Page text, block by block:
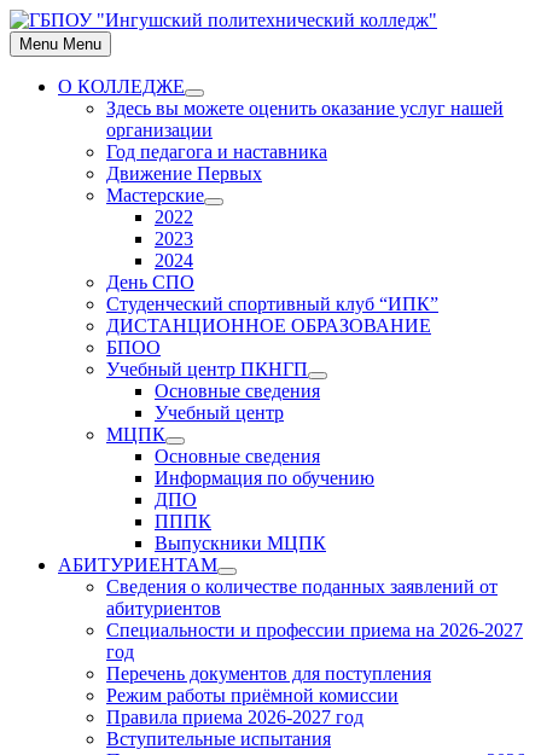
Skip
to
content
Menu Menu
О КОЛЛЕДЖЕ
Show
sub
menu
Здесь вы можете оценить оказание услуг нашей
организации
Год педагога и наставника
Движение Первых
Мастерские
Show
2022
2023
2024
День СПО
Студенческий спортивный клуб “ИПК”
ДИСТАНЦИОННОЕ ОБРАЗОВАНИЕ
БПОО
Учебный центр ПКНГП
Show
sub
Основные сведения
Учебный центр
МЦПК
Show
sub
menu
Основные сведения
Информация по обучению
ДПО
ПППК
Выпускники МЦПК
АБИТУРИЕНТАМ
Show
sub
Сведения о количестве поданных заявлений от
абитуриентов
Специальности и профессии приема на 2026-2027
год
Перечень документов для поступления
Режим работы приёмной комиссии
Правила приема 2026-2027 год
Вступительные испытания